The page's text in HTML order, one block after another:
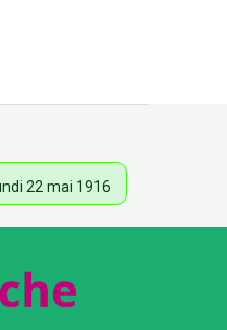
22 mai 1916